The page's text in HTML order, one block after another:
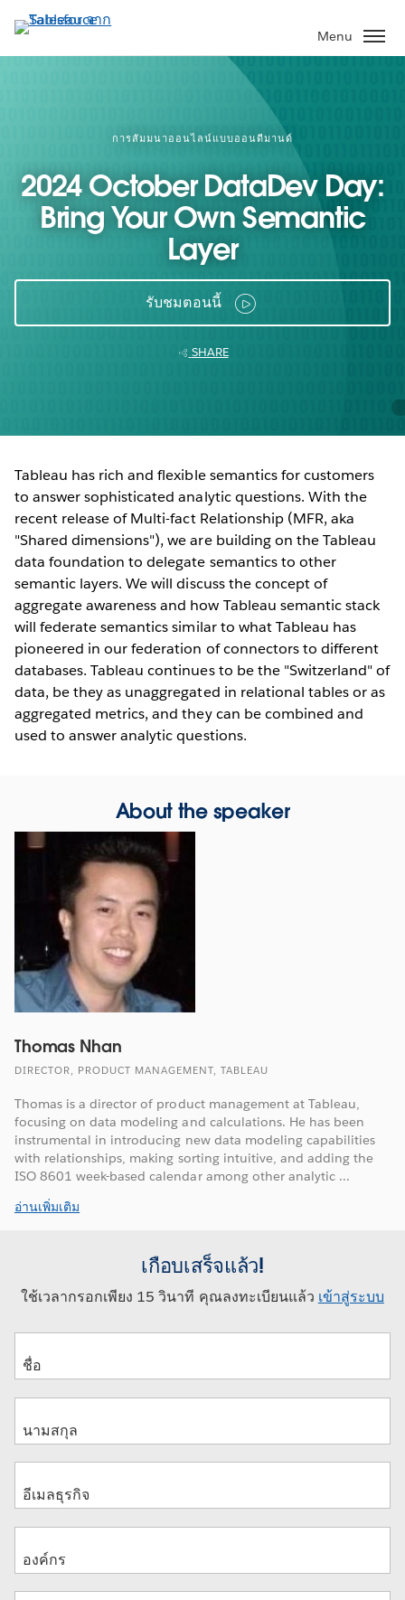
ไป
ที่
Menu
การสัมมนาออนไลน์แบบออนดีมานด์
2024 October DataDev Day:
Bring Your Own Semantic
Layer
รับชมตอนนี้
SHARE
Tableau has rich and flexible semantics for customers
to answer sophisticated analytic questions. With the
recent release of Multi-fact Relationship (MFR, aka
"Shared dimensions"), we are building on the Tableau
data foundation to delegate semantics to other
semantic layers. We will discuss the concept of
aggregate awareness and how Tableau semantic stack
will federate semantics similar to what Tableau has
pioneered in our federation of connectors to different
databases. Tableau continues to be the "Switzerland" of
data, be they as unaggregated in relational tables or as
aggregated metrics, and they can be combined and
used to answer analytic questions.
About the speaker
Thomas Nhan
DIRECTOR, PRODUCT MANAGEMENT, TABLEAU
Thomas is a director of product management at Tableau,
focusing on data modeling and calculations. He has been
instrumental in introducing new data modeling capabilities
with relationships, making sorting intuitive, and adding the
ISO 8601 week-based calendar among other analytic ...
อ่านเพิ่มเติม
เกือบเสร็จแล้ว!
ใช้เวลากรอกเพียง 15 วินาที คุณลงทะเบียนแล้ว เข้าสู่ระบบ